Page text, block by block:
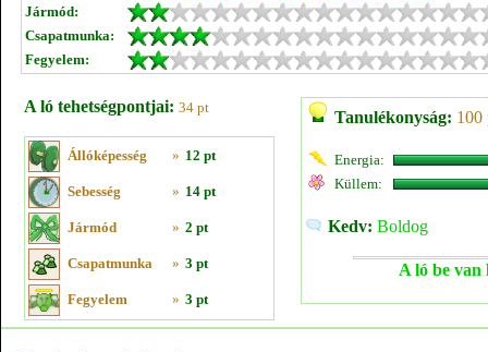
Jármód:
Csapatmunka:
Fegyelem:
A ló tehetségpontjai: 34 pt
Állóképesség » 12 pt
Sebesség » 14 pt
Jármód » 2 pt
Csapatmunka » 3 pt
Fegyelem » 3 pt
Tanulékonyság: 100
Energia:
Küllem:
Kedv: Boldog
A ló be van